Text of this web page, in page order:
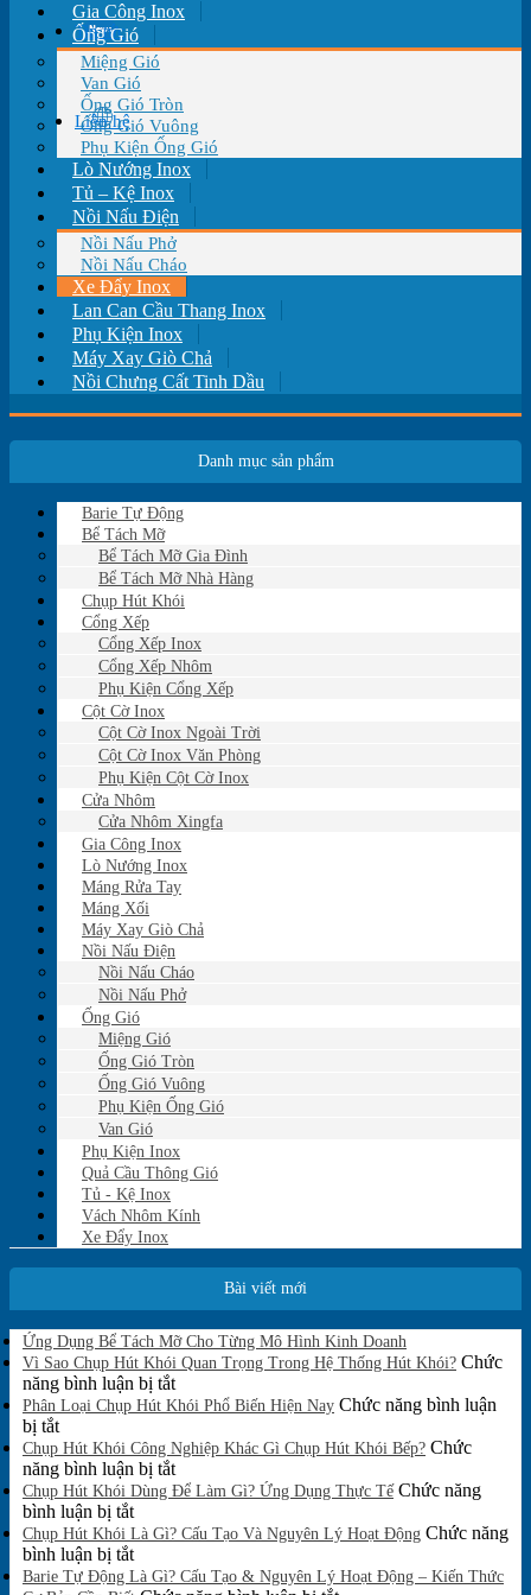
Tin tức
Liên hệ
Gia Công Inox
Ống Gió
Miệng Gió
Van Gió
Ống Gió Tròn
Ống Gió Vuông
Phụ Kiện Ống Gió
Lò Nướng Inox
Tủ – Kệ Inox
Nồi Nấu Điện
Nồi Nấu Phở
Nồi Nấu Cháo
Xe Đẩy Inox
Lan Can Cầu Thang Inox
Phụ Kiện Inox
Máy Xay Giò Chả
Nồi Chưng Cất Tinh Dầu
Danh mục sản phẩm
Barie Tự Động
Bể Tách Mỡ
Bể Tách Mỡ Gia Đình
Bể Tách Mỡ Nhà Hàng
Chụp Hút Khói
Cổng Xếp
Cổng Xếp Inox
Cổng Xếp Nhôm
Phụ Kiện Cổng Xếp
Cột Cờ Inox
Cột Cờ Inox Ngoài Trời
Cột Cờ Inox Văn Phòng
Phụ Kiện Cột Cờ Inox
Cửa Nhôm
Cửa Nhôm Xingfa
Gia Công Inox
Lò Nướng Inox
Máng Rửa Tay
Máng Xối
Máy Xay Giò Chả
Nồi Nấu Điện
Nồi Nấu Cháo
Nồi Nấu Phở
Ống Gió
Miệng Gió
Ống Gió Tròn
Ống Gió Vuông
Phụ Kiện Ống Gió
Van Gió
Phụ Kiện Inox
Quả Cầu Thông Gió
Tủ - Kệ Inox
Vách Nhôm Kính
Xe Đẩy Inox
Bài viết mới
Ứng Dụng Bể Tách Mỡ Cho Từng Mô Hình Kinh Doanh
có
bình
luận
ở
Dụng
Tách
Cho
Từng
Hình
Vì Sao Chụp Hút Khói Quan Trọng Trong Hệ Thống Hút Khói? Chức
năng bình luận bị tắtở
Vì
Chụp
Hút
Khói
Trọng
Hệ
Phân Loại Chụp Hút Khói Phổ Biến Hiện Nay Chức năng bình luận
bị tắtở
Phân
Loại
Chụp
Hút
Khói
Phổ
Biến
Chụp Hút Khói Công Nghiệp Khác Gì Chụp Hút Khói Bếp? Chức
năng bình luận bị tắtở
Chụp
Khói
Nghiệp
Chụp Hút Khói Dùng Để Làm Gì? Ứng Dụng Thực Tế Chức năng
bình luận bị tắtở
Chụp
Hút
Khói
Chụp Hút Khói Là Gì? Cấu Tạo Và Nguyên Lý Hoạt Động Chức năng
bình luận bị tắtở
Chụp
Barie Tự Động Là Gì? Cấu Tạo & Nguyên Lý Hoạt Động – Kiến Thức